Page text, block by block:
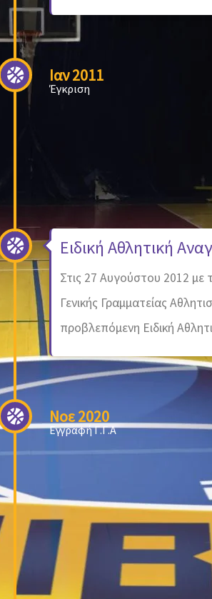
Ιαν 2011
Έγκριση
Ειδική Αθλητική
Στις 27 Αυγούστου 2012 με
Γενικής Γραμματείας
προβλεπόμενη Ειδική
Νοε 2020
Εγγραφή Γ.Γ.Α